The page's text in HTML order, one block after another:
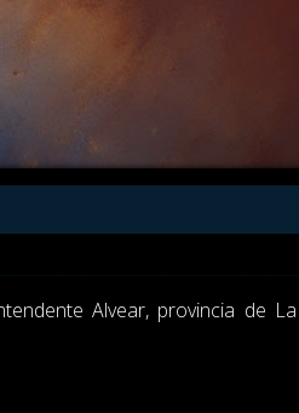
Alvear, provincia de La